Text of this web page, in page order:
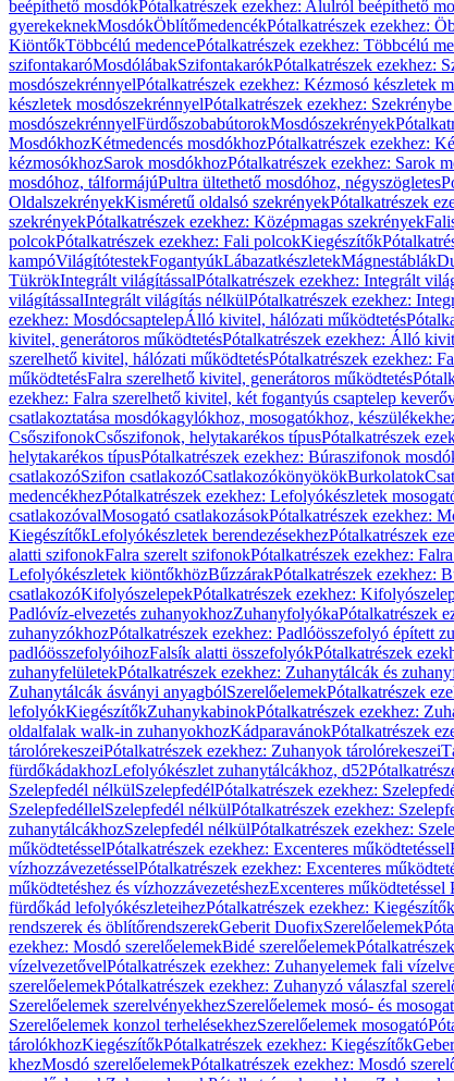
beépíthető mosdókPótalkatrészek ezekhez: Alulról beépíthető
gyerekeknekMosdókÖblítőmedencékPótalkatrészek ezekhez:
KiöntőkTöbbcélú medencePótalkatrészek ezekhez: Többcélú
szifontakaróMosdólábakSzifontakarókPótalkatrészek ezekhez:
mosdószekrénnyelPótalkatrészek ezekhez: Kézmosó készletek
készletek mosdószekrénnyelPótalkatrészek ezekhez:
mosdószekrénnyelFürdőszobabútorokMosdószekrények
MosdókhozKétmedencés mosdókhozPótalkatrészek ezekhez:
kézmosókhozSarok mosdókhozPótalkatrészek ezekhez: Sarok
mosdóhoz, tálformájúPultra ültethető mosdóhoz, négyszögletes
OldalszekrényekKisméretű oldalsó szekrényekPótalkatrészek
szekrényekPótalkatrészek ezekhez: Középmagas szekrények
polcokPótalkatrészek ezekhez: Fali polcokKiegészítők
kampóVilágítótestekFogantyúkLábazatkészletekMágnestáblák
TükrökIntegrált világítássalPótalkatrészek ezekhez: Integrált
világítássalIntegrált világítás nélkülPótalkatrészek ezekhez:
ezekhez: MosdócsaptelepÁlló kivitel, hálózati működtetés
kivitel, generátoros működtetésPótalkatrészek ezekhez: Álló
szerelhető kivitel, hálózati működtetésPótalkatrészek ezekhez:
működtetésFalra szerelhető kivitel, generátoros működtetés
ezekhez: Falra szerelhető kivitel, két fogantyús csaptelep
csatlakoztatása mosdókagylókhoz, mosogatókhoz,
CsőszifonokCsőszifonok, helytakarékos típusPótalkatrészek
helytakarékos típusPótalkatrészek ezekhez: Búraszifonok
csatlakozóSzifon csatlakozóCsatlakozókönyökökBurkolatok
medencékhezPótalkatrészek ezekhez: Lefolyókészletek
csatlakozóvalMosogató csatlakozásokPótalkatrészek ezekhez:
KiegészítőkLefolyókészletek berendezésekhezPótalkatrészek
alatti szifonokFalra szerelt szifonokPótalkatrészek ezekhez:
Lefolyókészletek kiöntőkhözBűzzárakPótalkatrészek ezekhez:
csatlakozóKifolyószelepekPótalkatrészek ezekhez:
Padlóvíz-elvezetés zuhanyokhozZuhanyfolyókaPótalkatrészek
zuhanyzókhozPótalkatrészek ezekhez: Padlóösszefolyó épített
padlóösszefolyóihozFalsík alatti összefolyókPótalkatrészek
zuhanyfelületekPótalkatrészek ezekhez: Zuhanytálcák és
Zuhanytálcák ásványi anyagbólSzerelőelemekPótalkatrészek
lefolyókKiegészítőkZuhanykabinokPótalkatrészek ezekhez:
oldalfalak walk-in zuhanyokhozKádparavánokPótalkatrészek
tárolórekeszeiPótalkatrészek ezekhez: Zuhanyok tárolórekeszei
fürdőkádakhozLefolyókészlet zuhanytálcákhoz, d52
Szelepfedél nélkülSzelepfedélPótalkatrészek ezekhez:
SzelepfedéllelSzelepfedél nélkülPótalkatrészek ezekhez:
zuhanytálcákhozSzelepfedél nélkülPótalkatrészek ezekhez:
működtetésselPótalkatrészek ezekhez: Excenteres működtetéssel
vízhozzávezetésselPótalkatrészek ezekhez: Excenteres
működtetéshez és vízhozzávezetéshezExcenteres működtetéssel
fürdőkád lefolyókészleteihezPótalkatrészek ezekhez:
rendszerek és öblítőrendszerekGeberit DuofixSzerelőelemek
ezekhez: Mosdó szerelőelemekBidé szerelőelemek
vízelvezetővelPótalkatrészek ezekhez: Zuhanyelemek fali
szerelőelemekPótalkatrészek ezekhez: Zuhanyzó válaszfal
Szerelőelemek szerelvényekhezSzerelőelemek mosó- és
Szerelőelemek konzol terhelésekhezSzerelőelemek mosogató
tárolókhozKiegészítőkPótalkatrészek ezekhez: Kiegészítők
khezMosdó szerelőelemekPótalkatrészek ezekhez: Mosdó